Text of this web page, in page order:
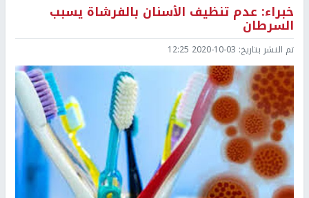
خبراء: عدم تنظيف الأسنان بالفرشاة يسبب
السرطان
تم النشر بتاريخ: 2020-10-03 12:25